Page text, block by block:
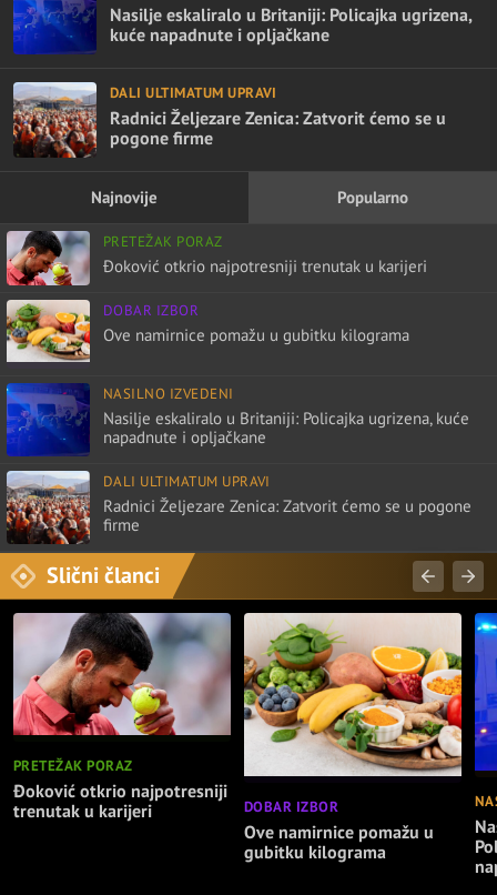
Nasilje eskaliralo u Britaniji: Policajka ugrizena,
kuće napadnute i opljačkane
DALI ULTIMATUM UPRAVI
Radnici Željezare Zenica: Zatvorit ćemo se u
pogone firme
Najnovije Popularno
PRETEŽAK PORAZ
Đoković otkrio najpotresniji trenutak u karijeri
DOBAR IZBOR
Ove namirnice pomažu u gubitku kilograma
NASILNO IZVEDENI
Nasilje eskaliralo u Britaniji: Policajka ugrizena, kuće
napadnute i opljačkane
DALI ULTIMATUM UPRAVI
Radnici Željezare Zenica: Zatvorit ćemo se u pogone
firme
Slični članci
PRETEŽAK PORAZ
Đoković otkrio najpotresniji
trenutak u karijeri
DOBAR IZBOR
Ove namirnice pomažu u
gubitku kilograma